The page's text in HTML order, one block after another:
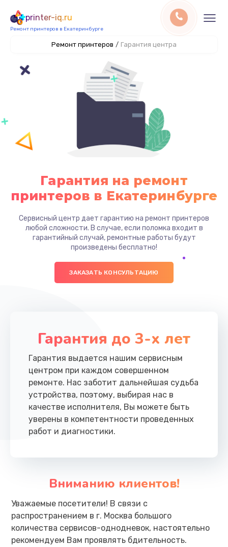
printer-iq.ru
Ремонт принтеров в Екатеринбурге
Ремонт принтеров / Гарантия центра
Гарантия на ремонт
принтеров в Екатеринбурге
Сервисный центр дает гарантию на ремонт принтеров
любой сложности. В случае, если поломка входит в
гарантийный случай, ремонтные работы будут
произведены бесплатно!
ЗАКАЗАТЬ КОНСУЛЬТАЦИЮ
Гарантия до 3-х лет
Гарантия выдается нашим сервисным
центром при каждом совершенном
ремонте. Нас заботит дальнейшая судьба
устройства, поэтому, выбирая нас в
качестве исполнителя, Вы можете быть
уверены в компетентности проведенных
работ и диагностики.
Вниманию клиентов!
Уважаемые посетители! В связи с
распространением в г. Москва большого
количества сервисов-однодневок, настоятельно
рекомендуем Вам проявлять бдительность.